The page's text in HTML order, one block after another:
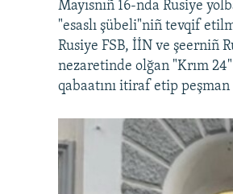
Mayısnıñ 16-nda Rusiye
"esaslı şübeli"niñ tevqif
Rusiye FSB, İİN ve şeerniñ
nezaretinde olğan "Krım
qabaatını itiraf etip peşman